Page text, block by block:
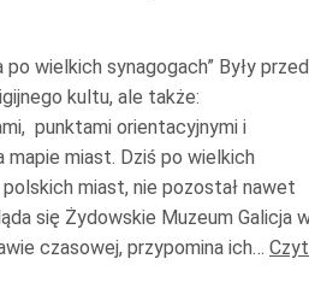
wielkich synagogach” Były
kultu, ale także:
punktami orientacyjnymi i
mapie miast. Dziś po wielkich
miast, nie pozostał nawet
się Żydowskie Muzeum Galicja
czasowej, przypomina ich…